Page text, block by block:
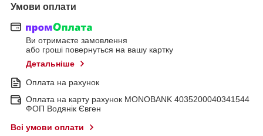
Умови оплати
Ви отримаєте замовлення
або гроші повернуться на вашу картку
Детальніше
Оплата на рахунок
Оплата на карту рахунок MONOBANK 4035200040341544
ФОП Водянік Євген
Всі умови оплати